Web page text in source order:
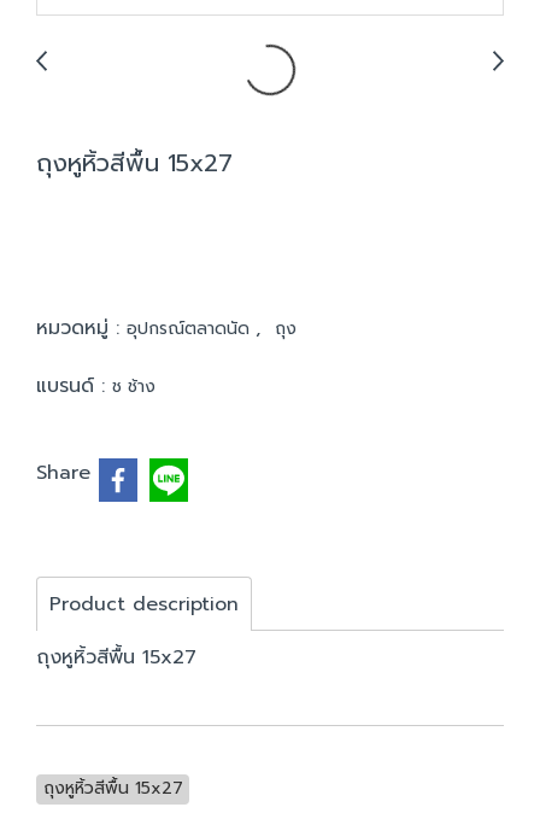
ถุงหูหิ้วสีพื้น 15x27
หมวดหมู่ : อุปกรณ์ตลาดนัด , ถุง
แบรนด์ : ช ช้าง
Share
Product description
ถุงหูหิ้วสีพื้น 15x27
ถุงหูหิ้วสีพื้น 15x27